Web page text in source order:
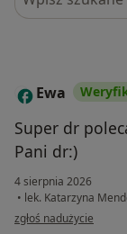
E Ewa
Super dr
Pani dr:)
4 sierpnia 2026
• lek. Katarzyna
w opinii użytkownika
zgłoś nadużycie